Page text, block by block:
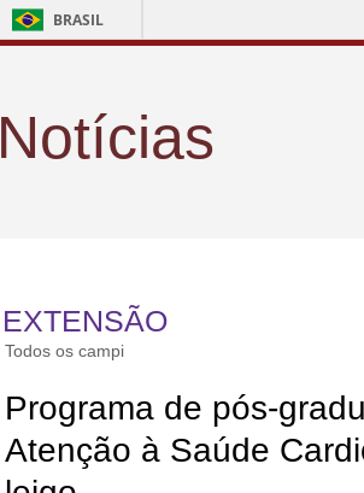
BRASIL
Notícias
EXTENSÃO
Todos os campi
Programa de pós-
Atenção à Saúde